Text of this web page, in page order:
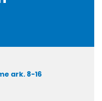
ark. 8-16